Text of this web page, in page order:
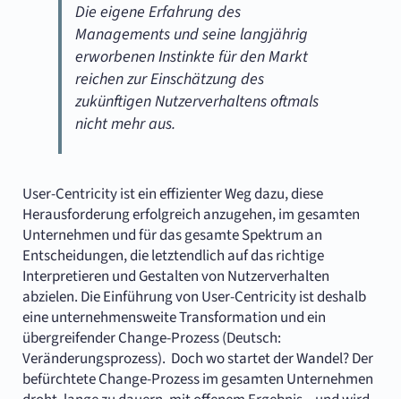
Die eigene Erfahrung des
Managements und seine langjährig
erworbenen Instinkte für den Markt
reichen zur Einschätzung des
zukünftigen Nutzerverhaltens oftmals
nicht mehr aus.
User-Centricity ist ein effizienter Weg dazu, diese
Herausforderung erfolgreich anzugehen, im gesamten
Unternehmen und für das gesamte Spektrum an
Entscheidungen, die letztendlich auf das richtige
Interpretieren und Gestalten von Nutzerverhalten
abzielen. Die Einführung von User-Centricity ist deshalb
eine unternehmensweite Transformation und ein
übergreifender Change-Prozess (Deutsch:
Veränderungsprozess). Doch wo startet der Wandel? Der
befürchtete Change-Prozess im gesamten Unternehmen